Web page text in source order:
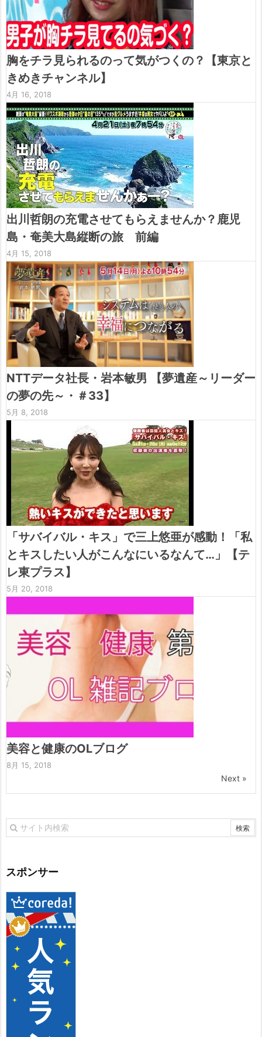
胸をチラ見られるのって気がつくの？【東京と
きめきチャンネル】
4月 16, 2018
出川哲朗の充電させてもらえませんか？鹿児
島・奄美大島縦断の旅 前編
4月 15, 2018
NTTデータ社長・岩本敏男 【夢遺産～リーダー
の夢の先～・＃33】
5月 8, 2018
「サバイバル・キス」で三上悠亜が感動！「私
とキスしたい人がこんなにいるなんて…」【テ
レ東プラス】
5月 20, 2018
美容と健康のOLブログ
8月 15, 2018
Next »
スポンサー